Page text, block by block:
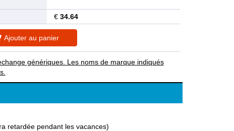
€34.64
Ajouter au panier
génériques. Les noms de marque indiqués
retardée pendant les vacances)